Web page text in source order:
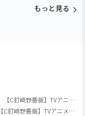
もっと見る
【呪術廻戦】【C釘崎野薔薇】TVアニメ『呪術廻戦』 もちぴこぬいぐるみ①
【呪術廻戦】【C釘崎野薔薇】TVアニメ『呪術廻戦』 もちぴこぬいぐるみ①